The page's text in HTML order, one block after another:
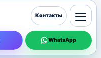
WhatsApp
Контакты